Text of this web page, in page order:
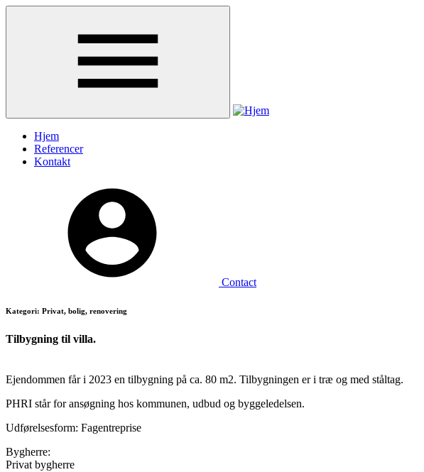
Gå
Hjem
Referencer
Kontakt
Contact
Kategori: Privat, bolig, renovering
Tilbygning til villa.
Ejendommen får i 2023 en tilbygning på ca. 80 m2. Tilbygningen er i træ og med ståltag.
PHRI står for ansøgning hos kommunen, udbud og byggeledelsen.
Udførelsesform: Fagentreprise
Bygherre:
Privat bygherre